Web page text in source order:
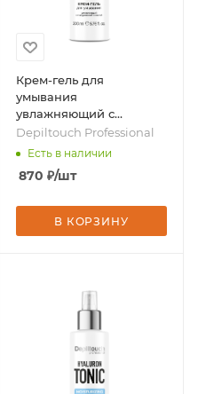
Крем-гель для
умывания
увлажняющий с
гиалуроновой кислотой,
200 мл, бренд -
Depiltouch Professional
Есть в наличии
870 ₽/шт
В КОРЗИНУ